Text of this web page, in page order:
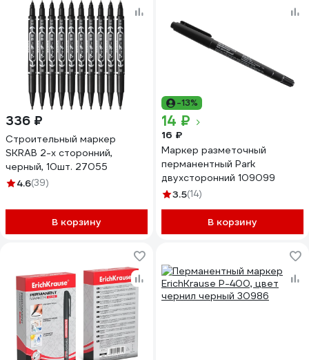
336 ₽
Строительный маркер
SKRAB 2-х сторонний,
черный, 10шт. 27055
4.6(39)
В корзину
-13%
14 ₽
16 ₽
Маркер разметочный
перманентный Park
двухсторонний 109099
3.5(14)
В корзину